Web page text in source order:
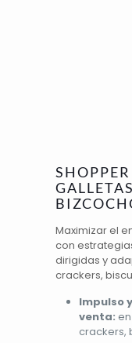
Maximizar el
con
dirigidas y
crackers,
Impulso
venta:
crackers,